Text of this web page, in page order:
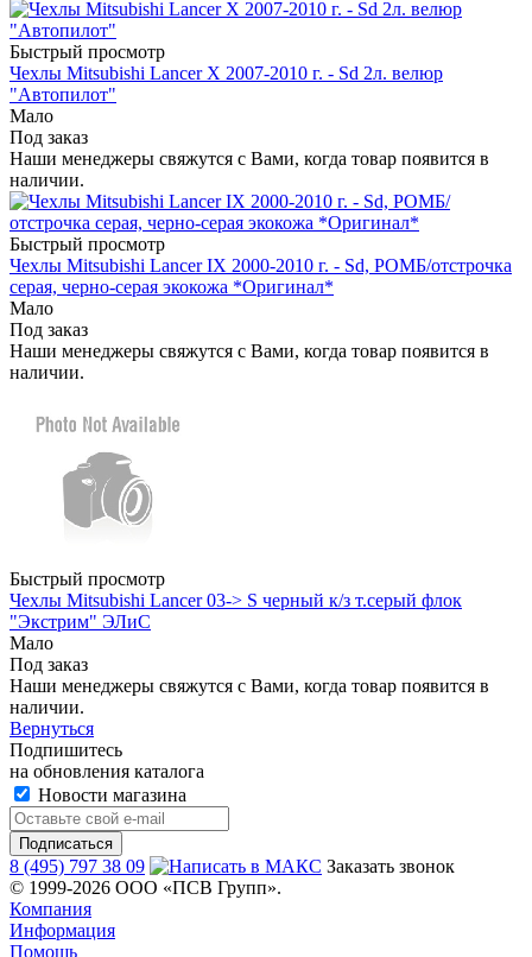
Быстрый просмотр
Чехлы Mitsubishi Lancer X 2007-2010 г. - Sd 2л. велюр
"Автопилот"
Мало
Под заказ
Наши менеджеры свяжутся с Вами, когда товар появится в
наличии.
Быстрый просмотр
Чехлы Mitsubishi Lancer IX 2000-2010 г. - Sd, РОМБ/отстрочка
серая, черно-серая экокожа *Оригинал*
Мало
Под заказ
Наши менеджеры свяжутся с Вами, когда товар появится в
наличии.
Быстрый просмотр
Чехлы Mitsubishi Lancer 03-> S черный к/з т.серый флок
"Экстрим" ЭЛиС
Мало
Под заказ
Наши менеджеры свяжутся с Вами, когда товар появится в
наличии.
Вернуться
Подпишитесь
на обновления каталога
Новости магазина
8 (495) 797 38 09
Заказать звонок
© 1999-2026 ООО «ПСВ Групп».
Компания
Информация
Помощь